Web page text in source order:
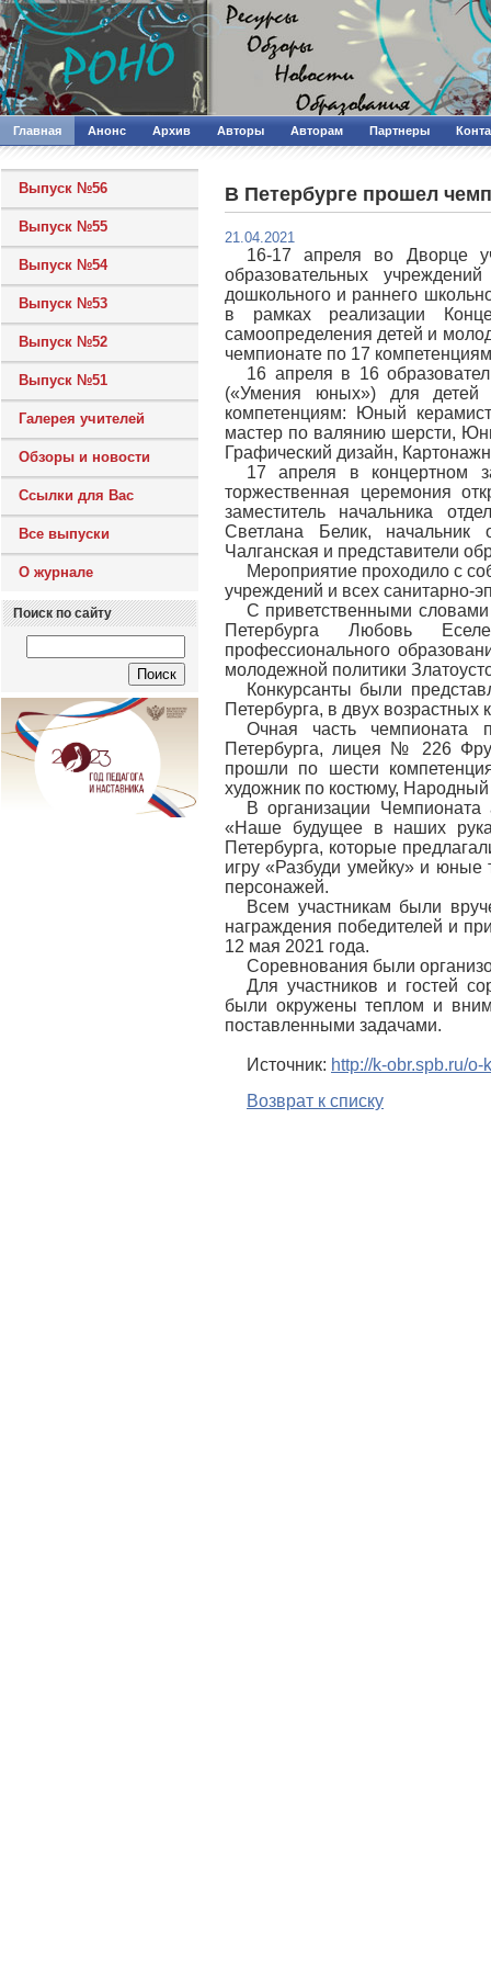
Главная Анонс Архив Авторы Авторам Партнеры
Выпуск №56
Выпуск №55
Выпуск №54
Выпуск №53
Выпуск №52
Выпуск №51
Галерея учителей
Обзоры и новости
Ссылки для Вас
Все выпуски
О журнале
Поиск по сайту
В Петербурге прошел
21.04.2021
16-17 апреля во Дворце
образовательных
дошкольного и раннего
в рамках реализации
самоопределения детей и
чемпионате по 17
16 апреля в 16
(«Умения юных») для детей
компетенциям: Юный
мастер по валянию шерсти,
Графический дизайн,
17 апреля в концертном
торжественная церемония
заместитель начальника
Светлана Белик, начальник
Чалганская и представители
Мероприятие проходило с
учреждений и всех санитарно-
С приветственными
Петербурга Любовь
профессионального
молодежной политики
Конкурсанты были
Петербурга, в двух возрастных
Очная часть чемпионата
Петербурга, лицея № 226
прошли по шести
художник по костюму,
В организации Чемпионата
«Наше будущее в наших
Петербурга, которые
игру «Разбуди умейку» и
персонажей.
Всем участникам были
награждения победителей и
12 мая 2021 года.
Соревнования были
Для участников и гостей
были окружены теплом и
поставленными задачами.
Источник: http://k-obr.spb.ru/
Возврат к списку